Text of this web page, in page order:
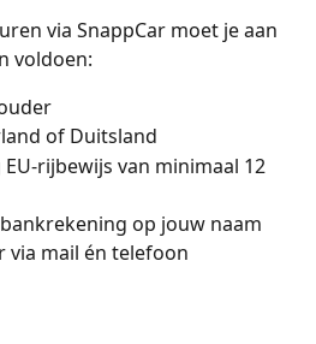
via SnappCar moet je aan
voldoen:
of Duitsland
EU-rijbewijs van minimaal 12
op jouw naam
via mail én telefoon